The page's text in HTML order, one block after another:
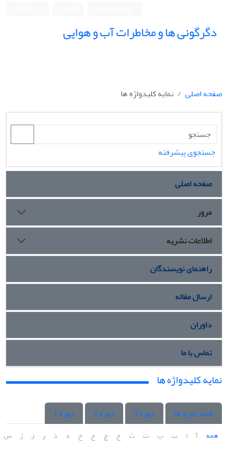
دگرگونی ها و مخاطرات آب و هوایی
صفحه اصلی نمایه کلیدواژه ها
جستجوی پیشرفته
صفحه اصلی
مرور
اطلاعات نشریه
راهنمای نویسندگان
ارسال مقاله
داوران
تماس با ما
نمایه کلیدواژه ها
همه دوره ها دوره 3 دوره 2 دوره 1
همه آ ا ب پ ت ث ج چ ح خ د ذ ر ز ژ س